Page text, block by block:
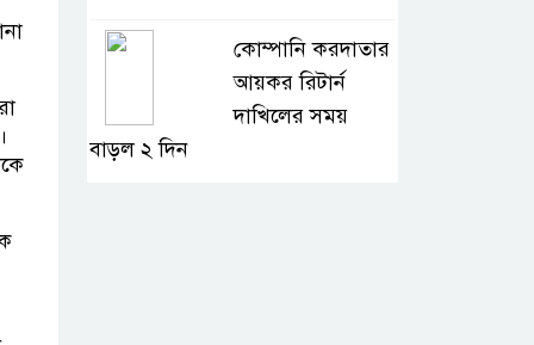
কোম্পানি করদাতার
আয়কর রিটার্ন
দাখিলের সময়
বাড়ল ২ দিন